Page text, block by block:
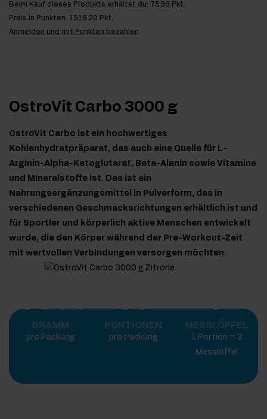
Beim Kauf dieses Produkts erhältst du: 75.96 Pkt.
Preis in Punkten: 1519.20 Pkt.
Anmelden und mit Punkten bezahlen
OstroVit Carbo 3000 g
OstroVit Carbo ist ein hochwertiges
Kohlenhydratpräparat, das auch eine Quelle für L-
Arginin-Alpha-Ketoglutarat, Beta-Alanin sowie Vitamine
und Mineralstoffe ist. Das ist ein
Nahrungsergänzungsmittel in Pulverform, das in
verschiedenen Geschmacksrichtungen erhältlich ist und
für Sportler und körperlich aktive Menschen entwickelt
wurde, die den Körper während der Pre-Workout-Zeit
mit wertvollen Verbindungen versorgen möchten.
3000
GRAMM
pro Packung
60
PORTIONEN
pro Packung
3
MESSLÖFFEL
1 Portion = 3
Messlöffel